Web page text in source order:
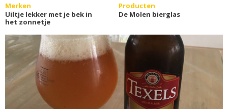
Merken
Uiltje lekker met je bek in
het zonnetje
Producten
De Molen bierglas